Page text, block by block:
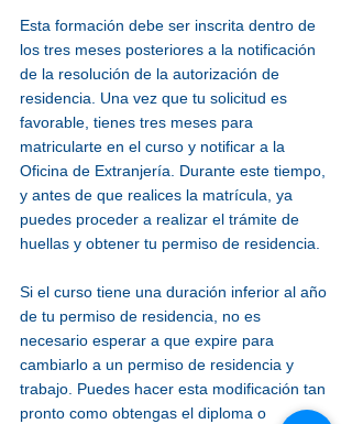
Esta formación debe ser inscrita dentro de
los tres meses posteriores a la notificación
de la resolución de la autorización de
residencia. Una vez que tu solicitud es
favorable, tienes tres meses para
matricularte en el curso y notificar a la
Oficina de Extranjería. Durante este tiempo,
y antes de que realices la matrícula, ya
puedes proceder a realizar el trámite de
huellas y obtener tu permiso de residencia.
Si el curso tiene una duración inferior al año
de tu permiso de residencia, no es
necesario esperar a que expire para
cambiarlo a un permiso de residencia y
trabajo. Puedes hacer esta modificación tan
pronto como obtengas el diploma o